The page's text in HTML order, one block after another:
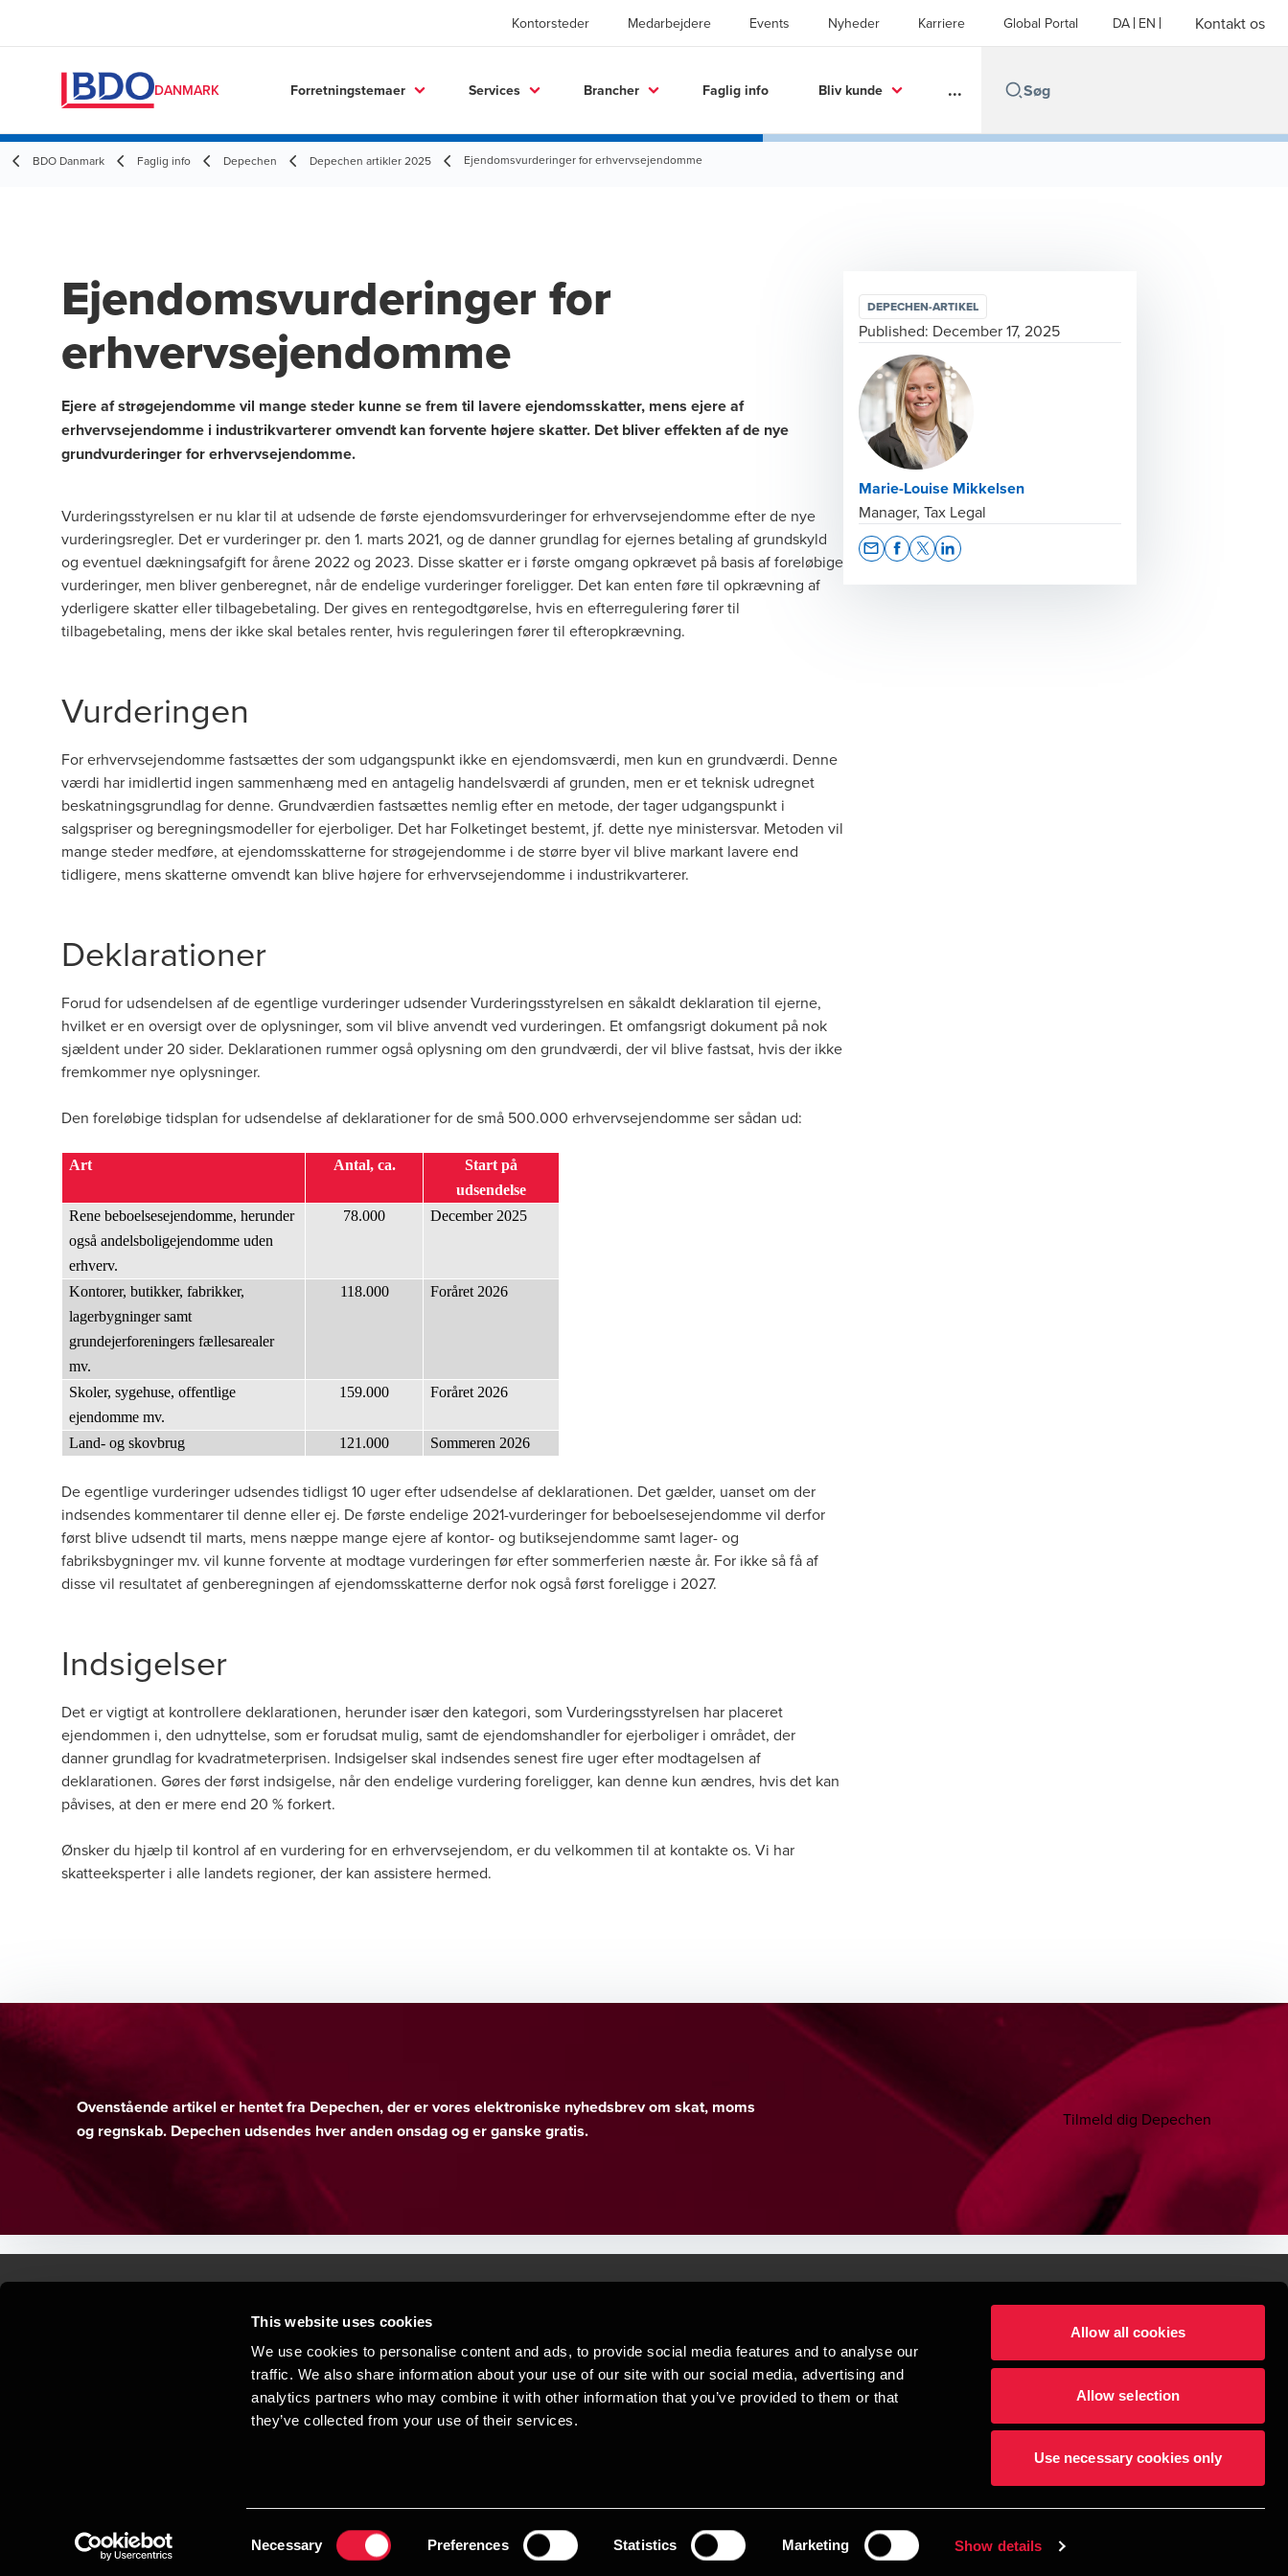
This website uses cookies
We use cookies to personalise content and ads, to provide social media features and to analyse our
traffic. We also share information about your use of our site with our social media, advertising and
analytics partners who may combine it with other information that you’ve provided to them or that
they’ve collected from your use of their services.
Necessary Preferences Statistics Marketing Show details
Allow all cookies
Allow selection
Use necessary cookies only
Kontorsteder Medarbejdere Events Nyheder Karriere Global Portal DA EN Kontakt os
DANMARK Forretningstemaer Services Brancher Faglig info Bliv kunde ...
BDO Danmark Faglig info Depechen Depechen artikler 2025 Ejendomsvurderinger for erhvervsejendomme
Ejendomsvurderinger for
erhvervsejendomme
Ejere af strøgejendomme vil mange steder kunne se frem til lavere ejendomsskatter, mens ejere af
erhvervsejendomme i industrikvarterer omvendt kan forvente højere skatter. Det bliver effekten af de nye
grundvurderinger for erhvervsejendomme.
Vurderingsstyrelsen er nu klar til at udsende de første ejendomsvurderinger for erhvervsejendomme efter de nye
vurderingsregler. Det er vurderinger pr. den 1. marts 2021, og de danner grundlag for ejernes betaling af grundskyld
og eventuel dækningsafgift for årene 2022 og 2023. Disse skatter er i første omgang opkrævet på basis af foreløbige
vurderinger, men bliver genberegnet, når de endelige vurderinger foreligger. Det kan enten føre til opkrævning af
yderligere skatter eller tilbagebetaling. Der gives en rentegodtgørelse, hvis en efterregulering fører til
tilbagebetaling, mens der ikke skal betales renter, hvis reguleringen fører til efteropkrævning.
Vurderingen
For erhvervsejendomme fastsættes der som udgangspunkt ikke en ejendomsværdi, men kun en grundværdi. Denne
værdi har imidlertid ingen sammenhæng med en antagelig handelsværdi af grunden, men er et teknisk udregnet
beskatningsgrundlag for denne. Grundværdien fastsættes nemlig efter en metode, der tager udgangspunkt i
salgspriser og beregningsmodeller for ejerboliger. Det har Folketinget bestemt, jf. dette nye ministersvar. Metoden vil
mange steder medføre, at ejendomsskatterne for strøgejendomme i de større byer vil blive markant lavere end
tidligere, mens skatterne omvendt kan blive højere for erhvervsejendomme i industrikvarterer.
Deklarationer
Forud for udsendelsen af de egentlige vurderinger udsender Vurderingsstyrelsen en såkaldt deklaration til ejerne,
hvilket er en oversigt over de oplysninger, som vil blive anvendt ved vurderingen. Et omfangsrigt dokument på nok
sjældent under 20 sider. Deklarationen rummer også oplysning om den grundværdi, der vil blive fastsat, hvis der ikke
fremkommer nye oplysninger.
Den foreløbige tidsplan for udsendelse af deklarationer for de små 500.000 erhvervsejendomme ser sådan ud:
Art Antal, ca.
Start på
udsendelse
Rene beboelsesejendomme, herunder
også andelsboligejendomme uden
erhverv.
78.000 December 2025
Kontorer, butikker, fabrikker,
lagerbygninger samt
grundejerforeningers fællesarealer
mv.
118.000 Foråret 2026
Skoler, sygehuse, offentlige
ejendomme mv.
159.000 Foråret 2026
Land- og skovbrug 121.000 Sommeren 2026
De egentlige vurderinger udsendes tidligst 10 uger efter udsendelse af deklarationen. Det gælder, uanset om der
indsendes kommentarer til denne eller ej. De første endelige 2021-vurderinger for beboelsesejendomme vil derfor
først blive udsendt til marts, mens næppe mange ejere af kontor- og butiksejendomme samt lager- og
fabriksbygninger mv. vil kunne forvente at modtage vurderingen før efter sommerferien næste år. For ikke så få af
disse vil resultatet af genberegningen af ejendomsskatterne derfor nok også først foreligge i 2027.
Indsigelser
Det er vigtigt at kontrollere deklarationen, herunder især den kategori, som Vurderingsstyrelsen har placeret
ejendommen i, den udnyttelse, som er forudsat mulig, samt de ejendomshandler for ejerboliger i området, der
danner grundlag for kvadratmeterprisen. Indsigelser skal indsendes senest fire uger efter modtagelsen af
deklarationen. Gøres der først indsigelse, når den endelige vurdering foreligger, kan denne kun ændres, hvis det kan
påvises, at den er mere end 20 % forkert.
Ønsker du hjælp til kontrol af en vurdering for en erhvervsejendom, er du velkommen til at kontakte os. Vi har
skatteeksperter i alle landets regioner, der kan assistere hermed.
DEPECHEN-ARTIKEL
Published: December 17, 2025
Marie-Louise Mikkelsen
Manager, Tax Legal
Ovenstående artikel er hentet fra Depechen, der er vores elektroniske nyhedsbrev om skat, moms
og regnskab. Depechen udsendes hver anden onsdag og er ganske gratis.
Tilmeld dig Depechen
Kontorsteder
Juridisk og privatliv
Sitemap
Whistleblower
Mennesker, der hjælper mennesker
Vi mener, at enestående rådgivning begynder med at opbygge enestående relationer.
Copyright © 2026 BDO Statsautoriseret Revisionspartnerselskab, en danskejet rådgivnings- og revisionsvirksomhed,
er medlem af BDO International Limited - et UK-baseret selskab med begrænset hæftelse - og del af det internationale
BDO-netværk bestående af uafhængige medlemsfirmaer. BDO er varemærke for både BDO-netværket og for alle BDO
medlemsfirmaerne. BDO i Danmark beskæftiger mere end 1.800 medarbejdere, mens det verdensomspændende BDO-